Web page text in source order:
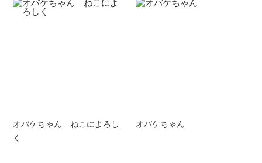
オバケちゃん ねこによろし
く
オバケちゃん